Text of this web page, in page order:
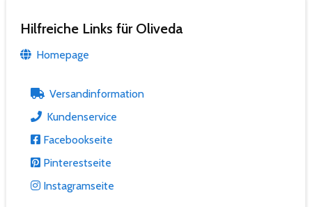
Hilfreiche Links für Oliveda
Homepage
Versandinformation
Kundenservice
Facebookseite
Pinterestseite
Instagramseite